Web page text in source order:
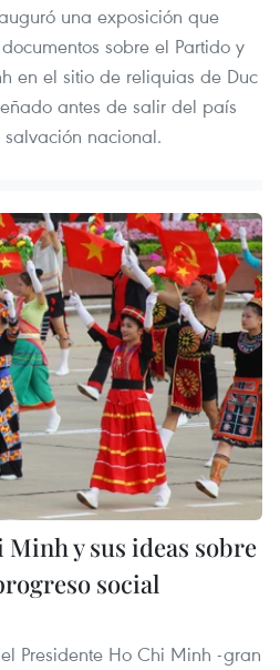
una exposición que
sobre el Partido y
en el sitio de reliquias de Duc
antes de salir del país
nacional.
y sus ideas sobre
social
Presidente Ho Chi Minh -gran